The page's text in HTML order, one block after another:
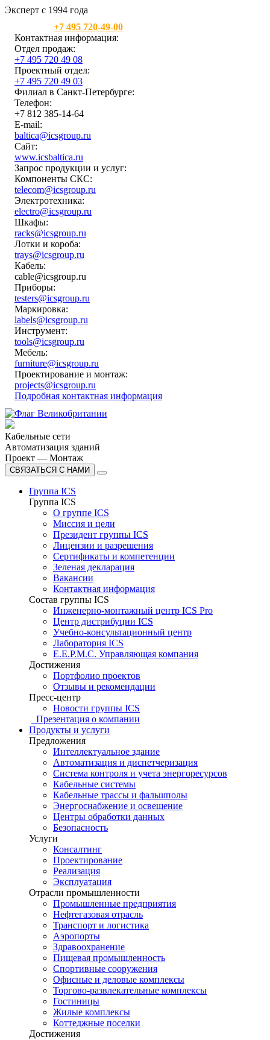
Эксперт с 1994 года
+7 495 720-49-00
Контактная информация:
Отдел продаж:
+7 495 720 49 08
Проектный отдел:
+7 495 720 49 03
Филиал в Санкт-Петербурге:
Телефон:
+7 812 385-14-64
E-mail:
baltica@icsgroup.ru
Сайт:
www.icsbaltica.ru
Запрос продукции и услуг:
Компоненты СКС:
telecom@icsgroup.ru
Электротехника:
electro@icsgroup.ru
Шкафы:
racks@icsgroup.ru
Лотки и короба:
trays@icsgroup.ru
Кабель:
cable@icsgroup.ru
Приборы:
testers@icsgroup.ru
Маркировка:
labels@icsgroup.ru
Инструмент:
tools@icsgroup.ru
Мебель:
furniture@icsgroup.ru
Проектирование и монтаж:
projects@icsgroup.ru
Подробная контактная информация
Кабельные сети
Автоматизация зданий
Проект — Монтаж
СВЯЗАТЬСЯ С НАМИ
Группа ICS
Группа ICS
О группе ICS
Миссия и цели
Президент группы ICS
Лицензии и разрешения
Сертификаты и компетенции
Зеленая декларация
Вакансии
Контактная информация
Состав группы ICS
Инженерно-монтажный центр ICS Pro
Центр дистрибуции ICS
Учебно-консультационный центр
Лаборатория ICS
E.E.P.M.C. Управляющая компания
Достижения
Портфолио проектов
Отзывы и рекомендации
Пресс-центр
Новости группы ICS
Презентация о компании
Продукты и услуги
Предложения
Интеллектуальное здание
Автоматизация и диспетчеризация
Система контроля и учета энергоресурсов
Кабельные системы
Кабельные трассы и фальшполы
Энергоснабжение и освещение
Центры обработки данных
Безопасность
Услуги
Консалтинг
Проектирование
Реализация
Эксплуатация
Отрасли промышленности
Промышленные предприятия
Нефтегазовая отрасль
Транспорт и логистика
Аэропорты
Здравоохранение
Пищевая промышленность
Спортивные сооружения
Офисные и деловые комплексы
Торгово-развлекательные комплексы
Гостиницы
Жилые комплексы
Коттеджные поселки
Достижения